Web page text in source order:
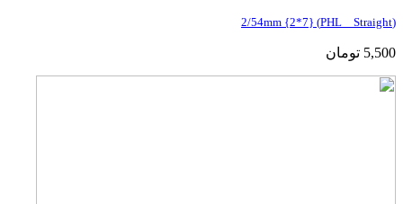
(PHL _ Straight) {2*7} 2/54mm
5,500 تومان